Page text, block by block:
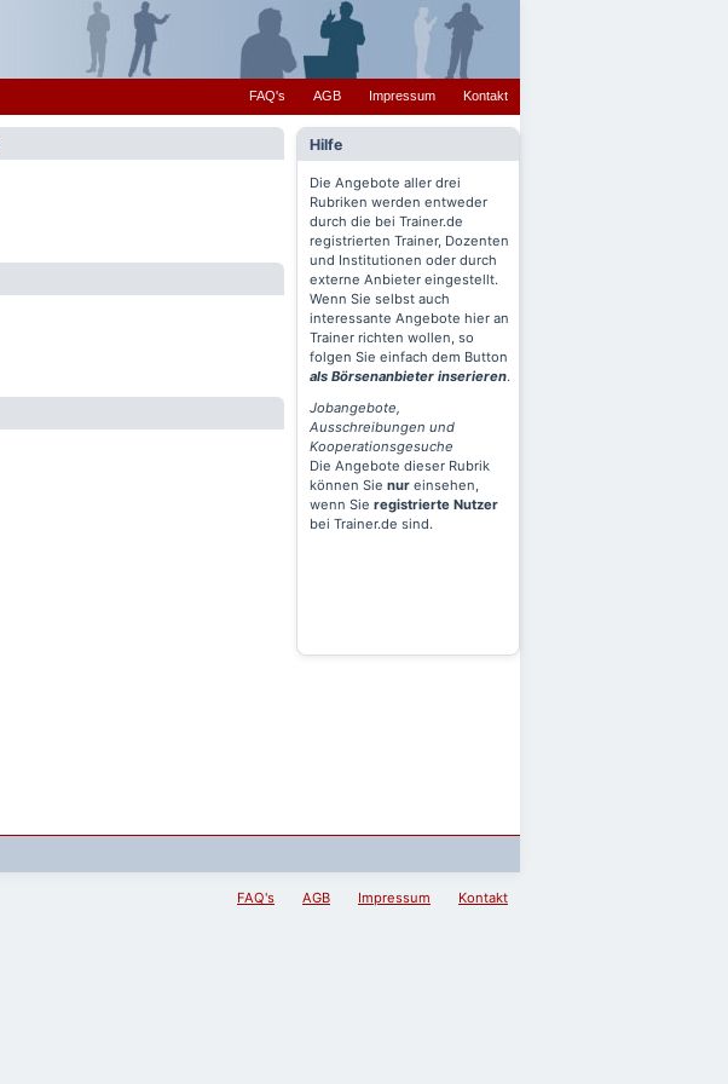
FAQ's AGB Impressum Kontakt
Hilfe
Die Angebote aller drei
Rubriken werden entweder
durch die bei Trainer.de
registrierten Trainer, Dozenten
und Institutionen oder durch
externe Anbieter eingestellt.
Wenn Sie selbst auch
interessante Angebote hier an
Trainer richten wollen, so
folgen Sie einfach dem Button
als Börsenanbieter inserieren.
Jobangebote,
Ausschreibungen und
Kooperationsgesuche
Die Angebote dieser Rubrik
können Sie nur einsehen,
wenn Sie registrierte Nutzer
bei Trainer.de sind.
FAQ's AGB Impressum Kontakt